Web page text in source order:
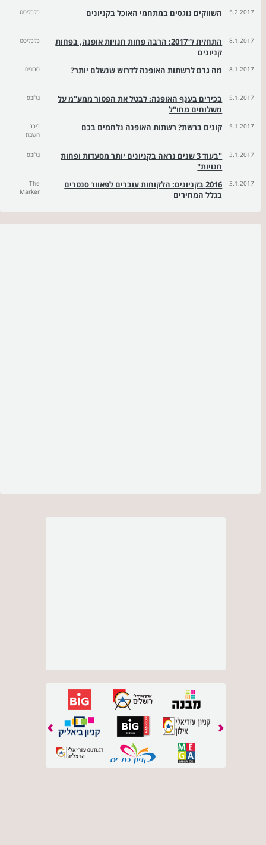
5.2.2017 השווקים נוגסים במתחמי האוכל בקניונים כלכליסט
8.1.2017
התחזית ל־2017: הרבה פחות חנויות אופנה, בפחות
קניונים
כלכליסט
8.1.2017 מה גרם לרשתות האופנה לדרוש שנשלם יותר? סרוגים
5.1.2017
בכירים בענף האופנה: לבטל את הפטור ממע"מ על
משלוחים מחו"ל
גלובס
5.1.2017 קונים ברשת? רשתות האופנה נלחמים בכם
כיכר
השבת
3.1.2017
"בעוד 3 שנים נראה בקניונים יותר מסעדות ופחות
חנויות"
גלובס
3.1.2017
2016 בקניונים: הלקוחות עוברים לפאוור סנטרים
בגלל המחירים
The
Marker